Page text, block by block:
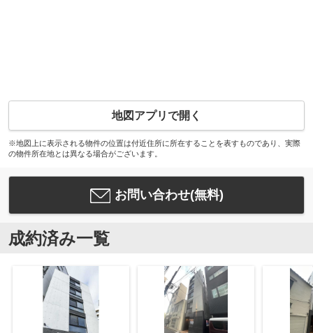
地図アプリで開く
※地図上に表示される物件の位置は付近住所に所在することを表すものであり、実際
の物件所在地とは異なる場合がございます。
お問い合わせ(無料)
成約済み一覧